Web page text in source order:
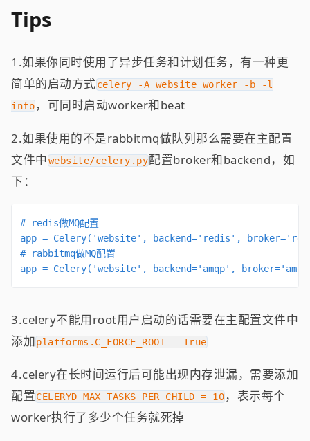
Tips
1.如果你同时使用了异步任务和计划任务，有一种更
简单的启动方式celery -A website worker -b -l
info ，可同时启动worker和beat
2.如果使用的不是rabbitmq做队列那么需要在主配置
文件中 website/celery.py配置broker和backend，如
下：
# redis做MQ配置
app = Celery('website', backend='redis',
# rabbitmq做MQ配置
app = Celery('website', backend='amqp',
3.celery不能用root用户启动的话需要在主配置文件中
添加platforms.C_FORCE_ROOT = True
4.celery在长时间运行后可能出现内存泄漏，需要添加
配置CELERYD_MAX_TASKS_PER_CHILD = 10 ，表示每个
worker执行了多少个任务就死掉